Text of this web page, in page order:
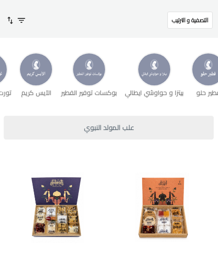
التصفية و الترتيب
حلو بيتزا و حواوشي ايطالي بوكسات توفير الفطير الآيس كريم
علب المولد النبوي